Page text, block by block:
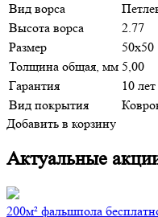
Вид ворса
Высота ворса
2.77
Размер
50х50
Толщина общая, мм 5,00
Гарантия
10 лет
Вид покрытия
Добавить в корзину
Актуальные
200м² фальшпола